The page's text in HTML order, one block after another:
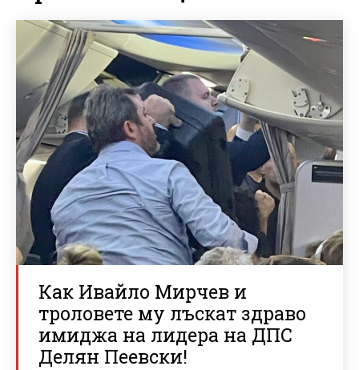
Как Ивайло Мирчев и
троловете му лъскат здраво
имиджа на лидера на ДПС
Делян Пеевски!